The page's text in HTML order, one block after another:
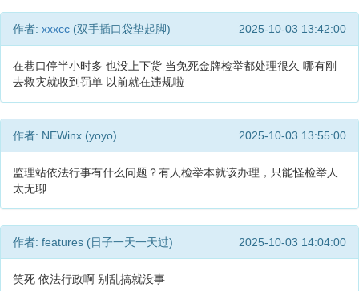
作者: xxxcc (双手插口袋垫起脚) 2025-10-03 13:42:00
在巷口停半小时多 也没上下货 当免死金牌检举都处理很久 哪有刚
去救灾就收到罚单 以前就在违规啦
作者: NEWinx (yoyo) 2025-10-03 13:55:00
监理站依法行事有什么问题？有人检举本就该办理，只能怪检举人
太无聊
作者: features (日子一天一天过) 2025-10-03 14:04:00
笑死 依法行政啊 别乱搞就没事